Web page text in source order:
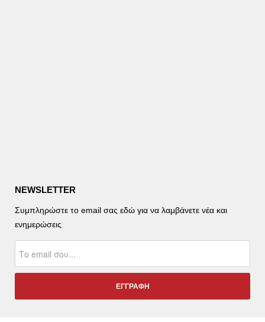
NEWSLETTER
Συμπληρώστε το email σας εδώ για να λαμβάνετε νέα και
ενημερώσεις